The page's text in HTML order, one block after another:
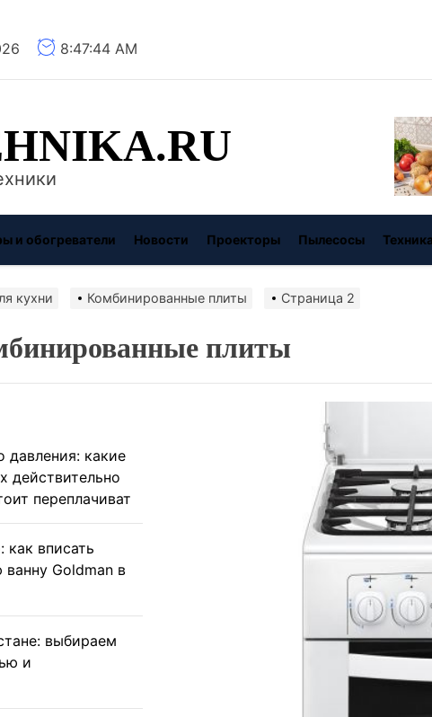
8:47:46 AM
и обогреватели Новости Проекторы Пылесосы
кухни Комбинированные плиты Страница 2
плиты
давления: какие
действительно
переплачиват
вписать
ванну Goldman в
выбираем
и